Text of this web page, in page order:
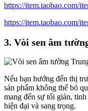
https://item.taobao.com/
https://item.taobao.com/
3. Vòi sen âm
Nếu bạn hướng đến thị
sản phẩm không thể bỏ
mang đến sự tối giản,
hiện đại và sang trọng.